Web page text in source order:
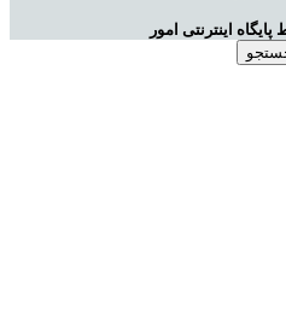
اینترنتی امور